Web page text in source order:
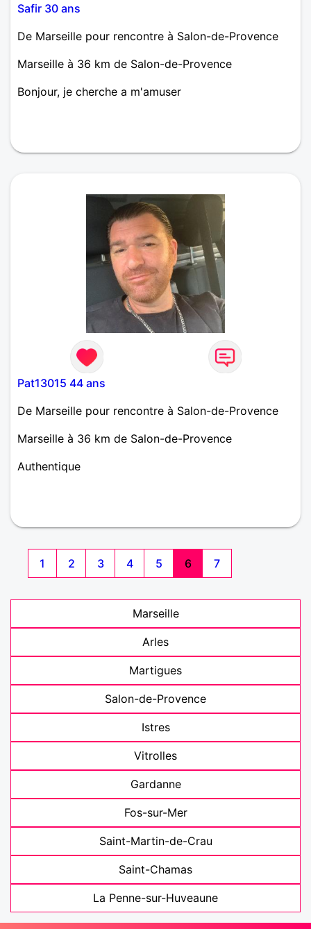
Safir 30 ans
De Marseille pour rencontre à Salon-de-Provence
Marseille à 36 km de Salon-de-Provence
Bonjour, je cherche a m'amuser
Pat13015 44 ans
De Marseille pour rencontre à Salon-de-Provence
Marseille à 36 km de Salon-de-Provence
Authentique
1 2 3 4 5 6 7
Marseille
Arles
Martigues
Salon-de-Provence
Istres
Vitrolles
Gardanne
Fos-sur-Mer
Saint-Martin-de-Crau
Saint-Chamas
La Penne-sur-Huveaune